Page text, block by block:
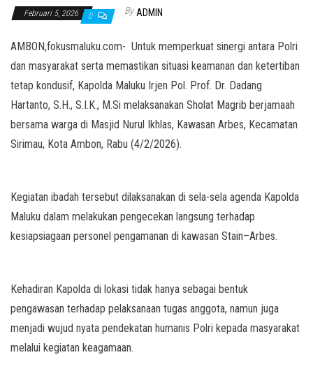
Februari 5, 2026 0 By ADMIN
AMBON,fokusmaluku.com- Untuk memperkuat sinergi antara Polri
dan masyarakat serta memastikan situasi keamanan dan ketertiban
tetap kondusif, Kapolda Maluku Irjen Pol. Prof. Dr. Dadang
Hartanto, S.H., S.I.K., M.Si melaksanakan Sholat Magrib berjamaah
bersama warga di Masjid Nurul Ikhlas, Kawasan Arbes, Kecamatan
Sirimau, Kota Ambon, Rabu (4/2/2026).
Kegiatan ibadah tersebut dilaksanakan di sela-sela agenda Kapolda
Maluku dalam melakukan pengecekan langsung terhadap
kesiapsiagaan personel pengamanan di kawasan Stain–Arbes.
Kehadiran Kapolda di lokasi tidak hanya sebagai bentuk
pengawasan terhadap pelaksanaan tugas anggota, namun juga
menjadi wujud nyata pendekatan humanis Polri kepada masyarakat
melalui kegiatan keagamaan.